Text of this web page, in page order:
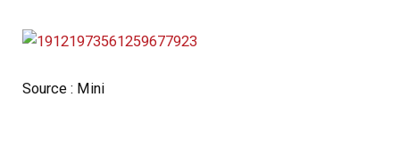
Source : Mini